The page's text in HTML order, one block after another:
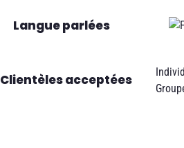
Langue parlées
Clientèles acceptées